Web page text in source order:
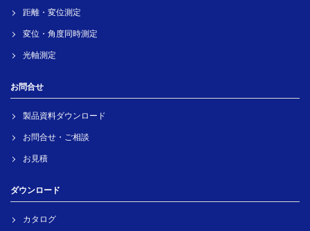
距離・変位測定
変位・角度同時測定
光軸測定
お問合せ
製品資料ダウンロード
お問合せ・ご相談
お見積
ダウンロード
カタログ